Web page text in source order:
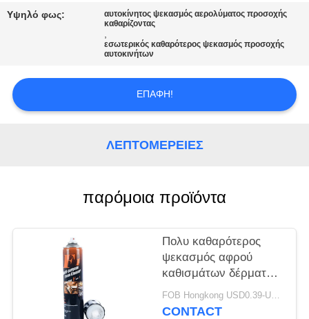
ΖΗΤΉΣΤΕ
ΑΠΌΣΠΑΣΜΑ
SITEMAP
Υψηλό φως:
αυτοκίνητος ψεκασμός αερολύματος προσοχής
καθαρίζοντας
,
εσωτερικός καθαρότερος ψεκασμός προσοχής
αυτοκινήτων
ΕΠΑΦΉ!
ΛΕΠΤΟΜΈΡΕΙΕΣ
παρόμοια προϊόντα
Πολυ καθαρότερος
ψεκασμός αφρού
καθισμάτων δέρματος
αυτοκινήτων σκοπούFOB Hongkong USD0.39-USD0.59 per piece MOQ:12000pcs/500ctns
CONTACT